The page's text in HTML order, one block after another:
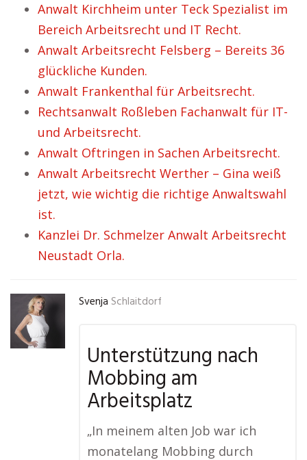
Anwalt Kirchheim unter Teck Spezialist im
Bereich Arbeitsrecht und IT Recht.
Anwalt Arbeitsrecht Felsberg – Bereits 36
glückliche Kunden.
Anwalt Frankenthal für Arbeitsrecht.
Rechtsanwalt Roßleben Fachanwalt für IT-
und Arbeitsrecht.
Anwalt Oftringen in Sachen Arbeitsrecht.
Anwalt Arbeitsrecht Werther – Gina weiß
jetzt, wie wichtig die richtige Anwaltswahl
ist.
Kanzlei Dr. Schmelzer Anwalt Arbeitsrecht
Neustadt Orla.
Svenja Schlaitdorf
Unterstützung nach
Mobbing am
Arbeitsplatz
„In meinem alten Job war ich
monatelang Mobbing durch